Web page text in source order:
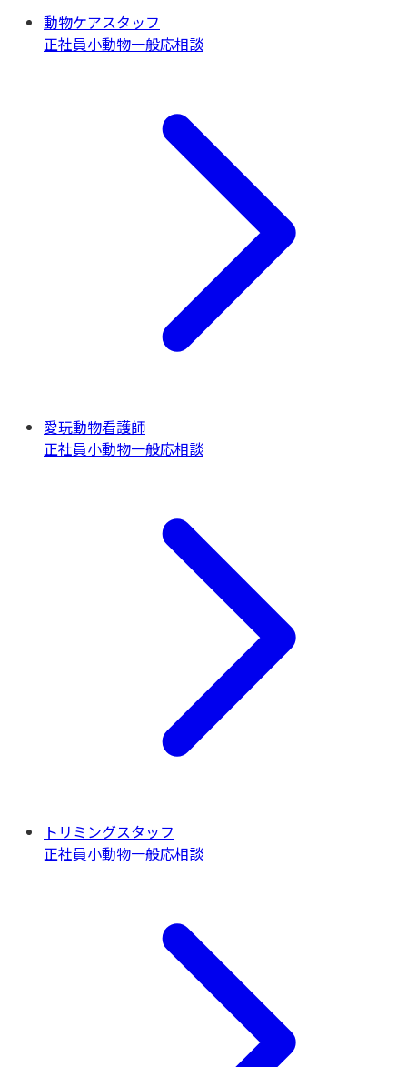
動物ケアスタッフ
正社員小動物一般応相談
愛玩動物看護師
正社員小動物一般応相談
トリミングスタッフ
正社員小動物一般応相談